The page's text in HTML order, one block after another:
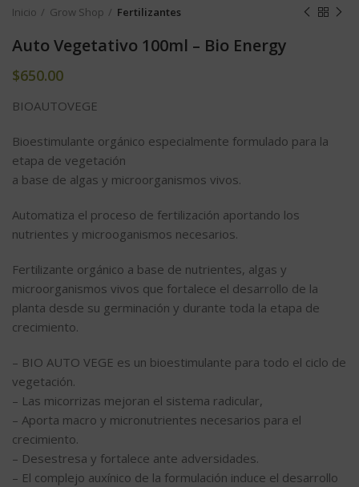
Inicio Grow Shop Fertilizantes
Auto Vegetativo 100ml – Bio Energy
$650.00
BIOAUTOVEGE
Bioestimulante orgánico especialmente formulado para la
etapa de vegetación
a base de algas y microorganismos vivos.
Automatiza el proceso de fertilización aportando los
nutrientes y microoganismos necesarios.
Fertilizante orgánico a base de nutrientes, algas y
microorganismos vivos que fortalece el desarrollo de la
planta desde su germinación y durante toda la etapa de
crecimiento.
– BIO AUTO VEGE es un bioestimulante para todo el ciclo de
vegetación.
– Las micorrizas mejoran el sistema radicular,
– Aporta macro y micronutrientes necesarios para el
crecimiento.
– Desestresa y fortalece ante adversidades.
– El complejo auxínico de la formulación induce el desarrollo